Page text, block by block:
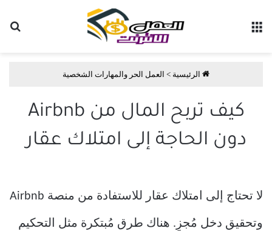
الرئيسية > العمل الحر والمهارات الشخصية
كيف تربح المال من Airbnb
دون الحاجة إلى امتلاك عقار
لا تحتاج إلى امتلاك عقار للاستفادة من منصة Airbnb
وتحقيق دخل مُجزٍ. هناك طرق مُبتكرة مثل التحكيم